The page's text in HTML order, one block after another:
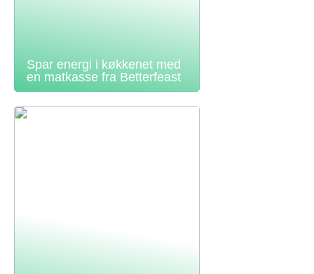
Spar energi i køkkenet med
en matkasse fra Betterfeast